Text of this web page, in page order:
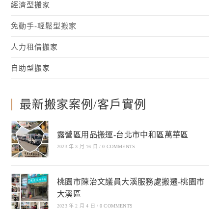
經濟型搬家
免動手-輕鬆型搬家
人力租借搬家
自助型搬家
最新搬家案例/客戶實例
露營區用品搬運-台北市中和區萬華區
2023 年 3 月 16 日 / 0 COMMENTS
桃園市陳治文議員大溪服務處搬遷-桃園市
大溪區
2023 年 2 月 4 日 / 0 COMMENTS